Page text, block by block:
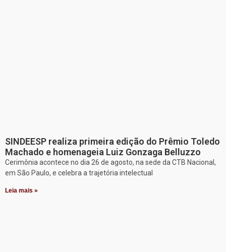
SINDEESP realiza primeira edição do Prêmio Toledo
Machado e homenageia Luiz Gonzaga Belluzzo
Cerimônia acontece no dia 26 de agosto, na sede da CTB Nacional,
em São Paulo, e celebra a trajetória intelectual
Leia mais »